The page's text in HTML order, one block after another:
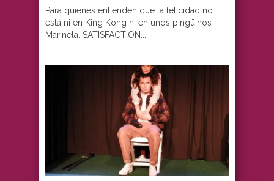
Para quienes entienden que la felicidad no
está ni en King Kong ni en unos pingüinos
Marinela. SATISFACTION...